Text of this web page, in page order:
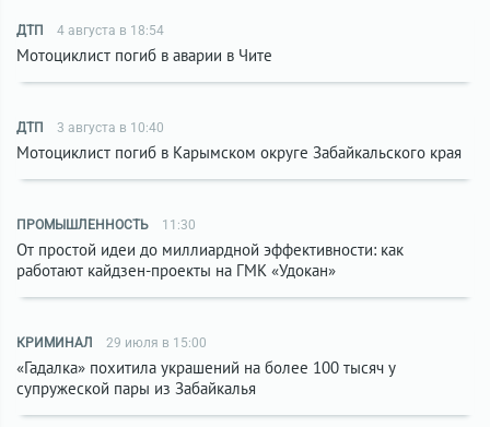
ДТП 4 августа в 18:54
Мотоциклист погиб в аварии в Чите
ДТП 3 августа в 10:40
Мотоциклист погиб в Карымском округе Забайкальского края
ПРОМЫШЛЕННОСТЬ 11:30
От простой идеи до миллиардной эффективности: как
работают кайдзен-проекты на ГМК «Удокан»
КРИМИНАЛ 29 июля в 15:00
«Гадалка» похитила украшений на более 100 тысяч у
супружеской пары из Забайкалья